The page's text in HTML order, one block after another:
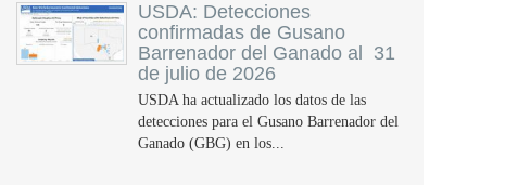
USDA: Detecciones
confirmadas de Gusano
Barrenador del Ganado al 31
de julio de 2026
USDA ha actualizado los datos de las
detecciones para el Gusano Barrenador del
Ganado (GBG) en los...